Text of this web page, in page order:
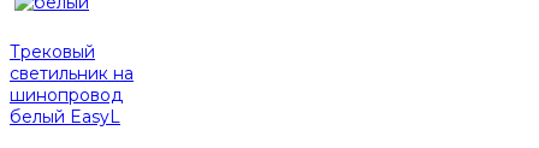
Трековый
светильник на
шинопровод
белый EasyL